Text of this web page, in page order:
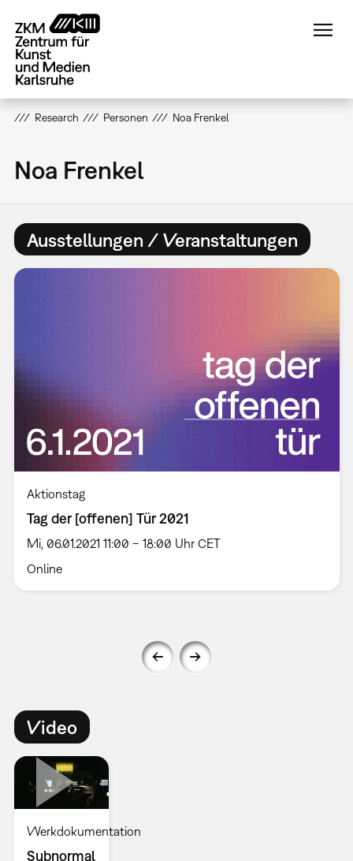
zum
Inhalt
Research Personen Noa Frenkel
Noa Frenkel
Ausstellungen / Veranstaltungen
Aktionstag
Tag der [offenen] Tür 2021
Mi, 06.01.2021 11:00 – 18:00 Uhr CET
Online
Video
Werkdokumentation
Subnormal